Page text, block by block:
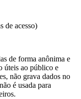
de acesso)
de forma anônima e
úteis ao público e
não grava dados no
é usada para